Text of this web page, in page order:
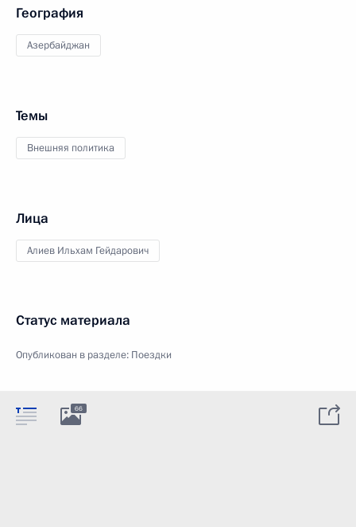
География
Азербайджан
Темы
Внешняя политика
Лица
Алиев Ильхам Гейдарович
Статус материала
Опубликован в разделе: Поездки
66